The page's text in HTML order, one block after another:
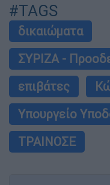
#TAGS
δικαιώματα
ΣΥΡΙΖΑ -
επιβάτες
Υπουργείο
ΤΡΑΙΝΟΣΕ